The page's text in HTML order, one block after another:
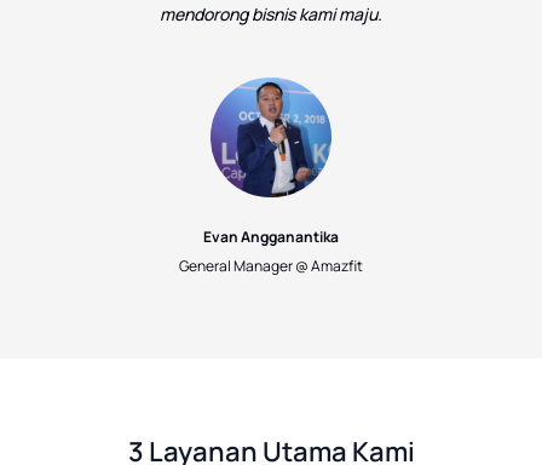
mendorong bisnis kami maju.
Evan Angganantika
General Manager @ Amazfit
3 Layanan Utama Kami